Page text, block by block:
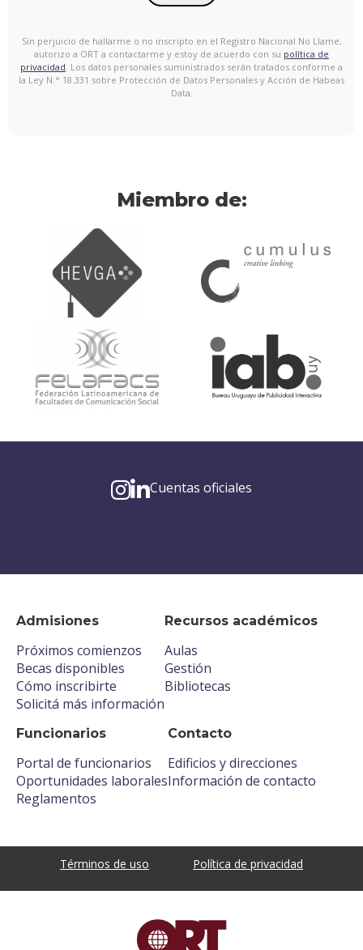
Sin perjuicio de hallarme o no inscripto en el Registro Nacional No Llame,
autorizo a ORT a contactarme y estoy de acuerdo con su política de
privacidad . Los datos personales suministrados serán tratados conforme a
la Ley N.° 18.331 sobre Protección de Datos Personales y Acción de Habeas
Data.
Miembro de:
Admisiones
Próximos comienzos
Becas disponibles
Cómo inscribirte
Solicitá más información
Recursos académicos
Aulas
Gestión
Bibliotecas
Funcionarios
Portal de funcionarios
Oportunidades laborales
Reglamentos
Contacto
Edificios y direcciones
Información de contacto
Cuentas oficiales
Términos de uso Política de privacidad